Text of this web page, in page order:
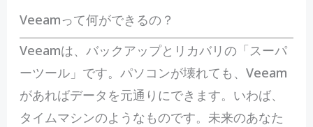
Veeamって何ができるの？
Veeamは、バックアップとリカバリの「スーパ
ーツール」です。パソコンが壊れても、Veeam
があればデータを元通りにできます。いわば、
タイムマシンのようなものです。未来のあなた